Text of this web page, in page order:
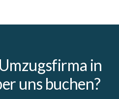
in
uns buchen?